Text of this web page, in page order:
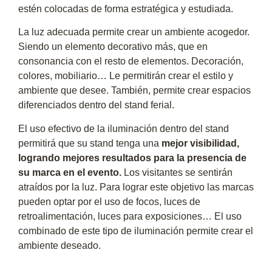
estén colocadas de forma estratégica y estudiada.
La luz adecuada permite crear un ambiente acogedor.
Siendo un elemento decorativo más, que en
consonancia con el resto de elementos. Decoración,
colores, mobiliario… Le permitirán crear el estilo y
ambiente que desee. También, permite crear espacios
diferenciados dentro del stand ferial.
El uso efectivo de la iluminación dentro del stand
permitirá que su stand tenga una mejor visibilidad,
logrando mejores resultados para la presencia de
su marca en el evento. Los visitantes se sentirán
atraídos por la luz. Para lograr este objetivo las marcas
pueden optar por el uso de focos, luces de
retroalimentación, luces para exposiciones… El uso
combinado de este tipo de iluminación permite crear el
ambiente deseado.